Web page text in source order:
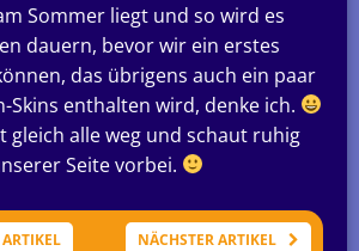
Sommer liegt und so wird es
dauern, bevor wir ein erstes
das übrigens auch ein paar
Skins enthalten wird, denke ich.
gleich alle weg und schaut ruhig
Seite vorbei.
NÄCHSTER ARTIKEL